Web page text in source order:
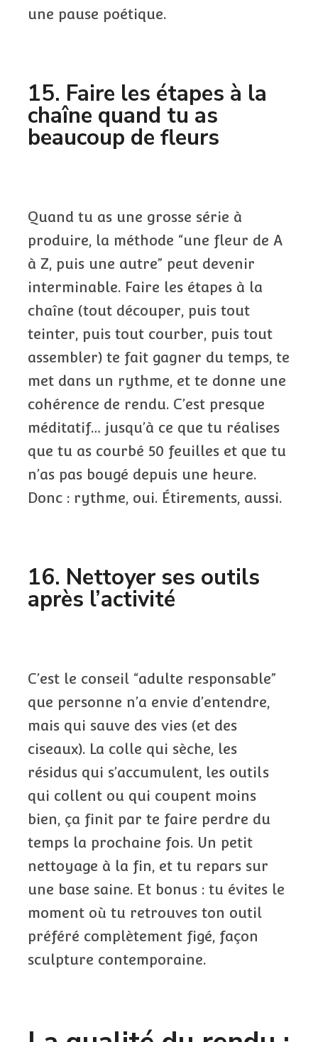
une pause poétique.
15. Faire les étapes à la
chaîne quand tu as
beaucoup de fleurs
Quand tu as une grosse série à
produire, la méthode “une fleur de A
à Z, puis une autre” peut devenir
interminable. Faire les étapes à la
chaîne (tout découper, puis tout
teinter, puis tout courber, puis tout
assembler) te fait gagner du temps, te
met dans un rythme, et te donne une
cohérence de rendu. C’est presque
méditatif… jusqu’à ce que tu réalises
que tu as courbé 50 feuilles et que tu
n’as pas bougé depuis une heure.
Donc : rythme, oui. Étirements, aussi.
16. Nettoyer ses outils
après l’activité
C’est le conseil “adulte responsable”
que personne n’a envie d’entendre,
mais qui sauve des vies (et des
ciseaux). La colle qui sèche, les
résidus qui s’accumulent, les outils
qui collent ou qui coupent moins
bien, ça finit par te faire perdre du
temps la prochaine fois. Un petit
nettoyage à la fin, et tu repars sur
une base saine. Et bonus : tu évites le
moment où tu retrouves ton outil
préféré complètement figé, façon
sculpture contemporaine.